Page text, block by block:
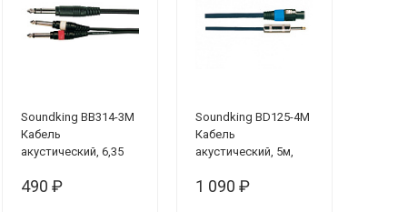
Soundking BB314-3M
Кабель
акустический, 6,35
мм, моно, 3 м
490 ₽
Soundking BD125-4M
Кабель
акустический, 5м,
1 090 ₽